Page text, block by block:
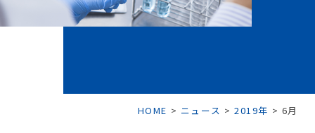
HOME > ニュース > 2019年 > 6月